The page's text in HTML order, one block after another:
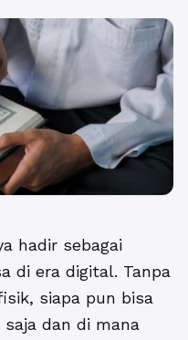
hadir sebagai
di era digital. Tanpa
siapa pun bisa
dan di mana